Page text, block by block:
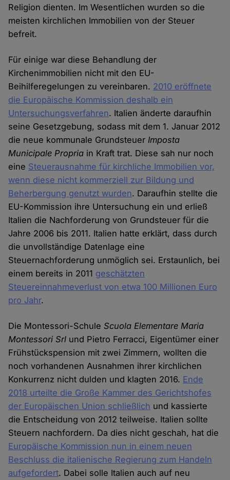
Religion dienten. Im Wesentlichen wurden so die
meisten kirchlichen Immobilien von der Steuer
befreit.
Für einige war diese Behandlung der
Kirchenimmobilien nicht mit den EU-
Beihilferegelungen zu vereinbaren. 2010 eröffnete
die Europäische Kommission deshalb ein
Untersuchungsverfahren. Italien änderte daraufhin
seine Gesetzgebung, sodass mit dem 1. Januar 2012
die neue kommunale GrundsteuerImposta
Municipale Propria in Kraft trat. Diese sah nur noch
eine Steuerausnahme für kirchliche Immobilien vor,
wenn diese nicht kommerziell zur Bildung und
Beherbergung genutzt wurden. Daraufhin stellte die
EU-Kommission ihre Untersuchung ein und erließ
Italien die Nachforderung von Grundsteuer für die
Jahre 2006 bis 2011. Italien hatte erklärt, dass durch
die unvollständige Datenlage eine
Steuernachforderung unmöglich sei. Erstaunlich, bei
einem bereits in 2011 geschätzten
Steuereinnahmeverlust von etwa 100 Millionen Euro
pro Jahr.
Die Montessori-SchuleScuola Elementare Maria
Montessori Srl und Pietro Ferracci, Eigentümer einer
Frühstückspension mit zwei Zimmern, wollten die
noch vorhandenen Ausnahmen ihrer kirchlichen
Konkurrenz nicht dulden und klagten 2016. Ende
2018 urteilte die Große Kammer des Gerichtshofes
der Europäischen Union schließlich und kassierte
die Entscheidung von 2012 teilweise. Italien sollte
Steuern nachfordern. Da dies nicht geschah, hat die
Europäische Kommission nun in einem neuen
Beschluss die italienische Regierung zum Handeln
aufgefordert. Dabei solle Italien auch auf neu